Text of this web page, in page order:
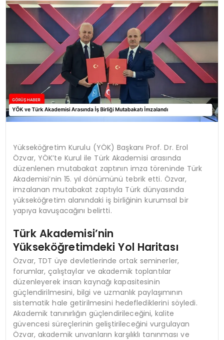
Yükseköğretim Kurulu (YÖK) Başkanı Prof. Dr. Erol
Özvar, YÖK’te Kurul ile Türk Akademisi arasında
düzenlenen mutabakat zaptının imza töreninde Türk
Akademisi’nin 15. yıl dönümünü tebrik etti. Özvar,
imzalanan mutabakat zaptıyla Türk dünyasında
yükseköğretim alanındaki iş birliğinin kurumsal bir
yapıya kavuşacağını belirtti.
Türk Akademisi’nin
Yükseköğretimdeki Yol Haritası
Özvar, TDT üye devletlerinde ortak seminerler,
forumlar, çalıştaylar ve akademik toplantılar
düzenleyerek insan kaynağı kapasitesinin
güçlendirilmesini, bilgi ve uzmanlık paylaşımının
sistematik hale getirilmesini hedeflediklerini söyledi.
Akademik tanınırlığın güçlendirileceğini, kalite
güvencesi süreçlerinin geliştirileceğini vurgulayan
Özvar, akademik unvanların karşılıklı tanınması ve